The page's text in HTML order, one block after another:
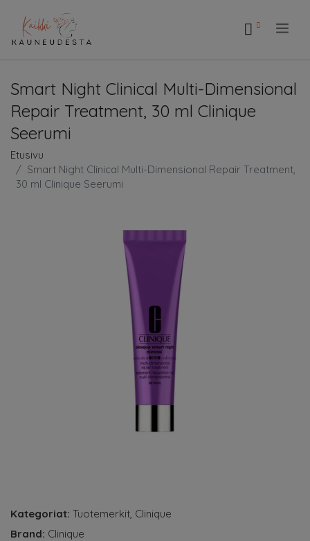
Smart Night Clinical Multi-Dimensional
Repair Treatment, 30 ml Clinique
Seerumi
Etusivu
Smart Night Clinical Multi-Dimensional Repair Treatment,
30 ml Clinique Seerumi
Kategoriat: Tuotemerkit, Clinique
Brand: Clinique